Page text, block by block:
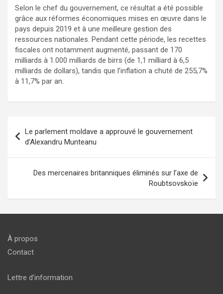
Selon le chef du gouvernement, ce résultat a été possible
grâce aux réformes économiques mises en œuvre dans le
pays depuis 2019 et à une meilleure gestion des
ressources nationales. Pendant cette période, les recettes
fiscales ont notamment augmenté, passant de 170
milliards à 1.000 milliards de birrs (de 1,1 milliard à 6,5
milliards de dollars), tandis que l’inflation a chuté de 255,7%
à 11,7% par an.
de
l’article
Le parlement moldave a approuvé le gouvernement
d’Alexandru Munteanu
Des mercenaires britanniques éliminés sur l’axe de
Roubtsovskoïe
À propos
Contact
Lettre d’information